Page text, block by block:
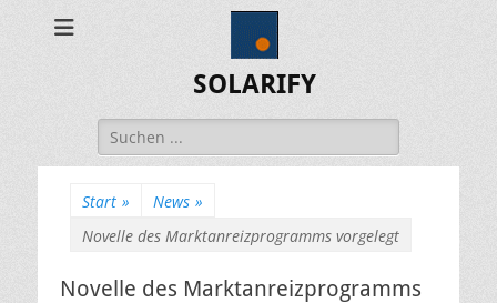
SOLARIFY
Suchen
nach:
Start » News »
Novelle des Marktanreizprogramms vorgelegt
Novelle des Marktanreizprogramms